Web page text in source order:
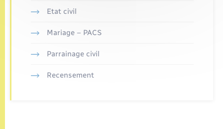
Etat civil
Mariage – PACS
Parrainage civil
Recensement